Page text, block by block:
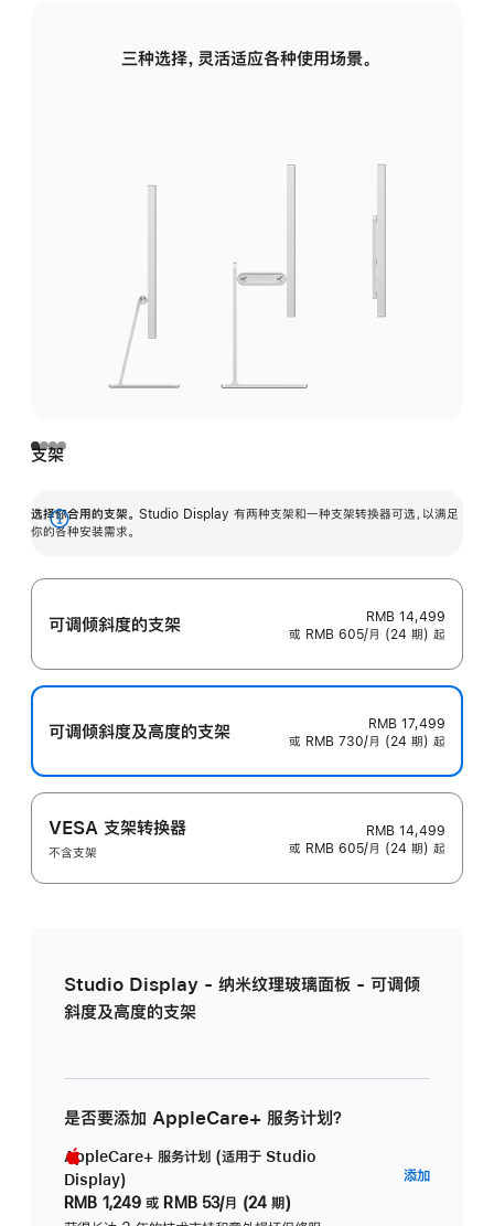
三种选择，灵活适应各种使用场景。
支架
选择你合用的支架。 Studio Display 有两种支架和一种支架转换器可选，以满足
你的各种安装需求。
展
可调倾斜度的支架
RMB 14,499
或 RMB 605/月 (24 期) 起
可调倾斜度及高‍度的支‍架
RMB 17,499
或 RMB 730/月 (24 期) 起
VESA 支架转换器
不含支架
RMB 14,499
或 RMB 605/月 (24 期) 起
Studio Display - 纳米纹理玻璃面板 - 可调倾
斜度及高度的支架
是否要添加 AppleCare+ 服务计划？
AppleCare+ 服务计划 (适用于 Studio
Display)
RMB 1,249 或 RMB 53/月 (24 期)
添加